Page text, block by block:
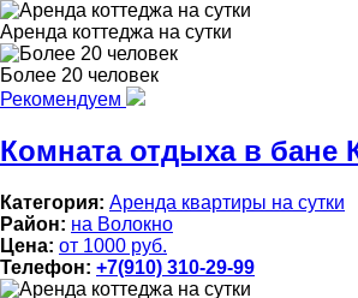
Аренда коттеджа на сутки
Более 20 человек
Рекомендуем
Комната отдыха в бане
Категория: Аренда квартиры на сутки
Район: на Волокно
Цена: от 1000 руб.
Телефон: +7(910) 310-29-99